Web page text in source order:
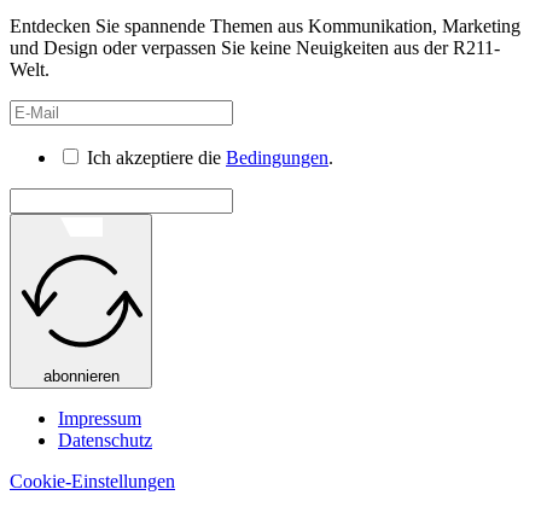
Entdecken Sie spannende Themen aus Kommunikation, Marketing
und Design oder verpassen Sie keine Neuigkeiten aus der R211-
Welt.
Ich akzeptiere die Bedingungen.
abonnieren
Impressum
Datenschutz
Cookie-Einstellungen